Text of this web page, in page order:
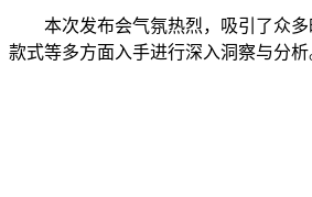
本次发布会气氛热烈，吸引了众多
款式等多方面入手进行深入洞察与分